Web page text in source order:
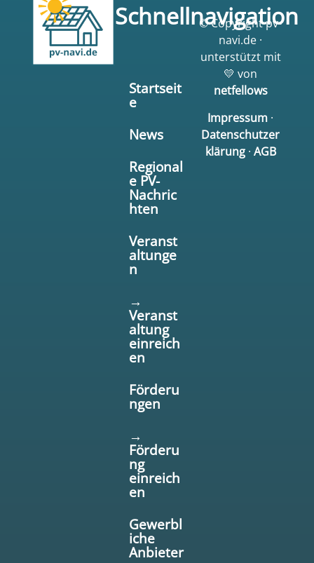
Schnellnavigation
Startseit
e
News
Regional
e PV-
Nachric
hten
Veranst
altunge
n
→
Veranst
altung
einreich
en
Förderu
ngen
→
Förderu
ng
einreich
en
Gewerbl
iche
Anbieter
© Copyright pv-
navi.de ·
unterstützt mit
💛 von
netfellows
Impressum ·
Datenschutzer
klärung· AGB